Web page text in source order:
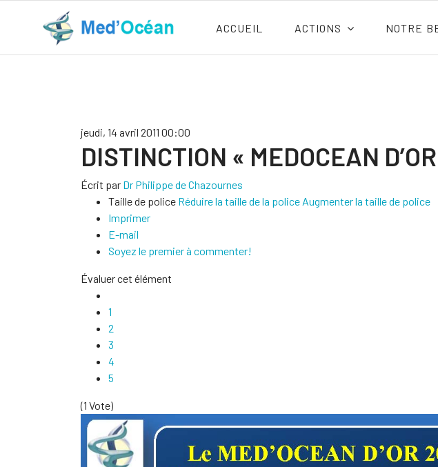
ACCUEIL ACTIONS NOTRE
jeudi, 14 avril 2011 00:00
DISTINCTION « MEDOCEAN
Écrit par Dr Philippe de Chazournes
Taille de police Réduire la taille de la police Augmenter la taille de police
Imprimer
E-mail
Soyez le premier à commenter!
Évaluer cet élément
1
2
3
4
5
(1 Vote)